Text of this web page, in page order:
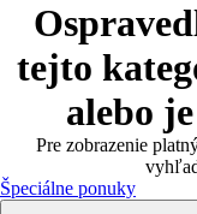
tejto
alebo
Pre zobrazenie
Špeciálne ponuky